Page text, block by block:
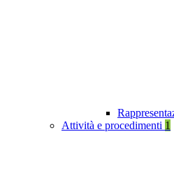
Attività e procedimenti 1